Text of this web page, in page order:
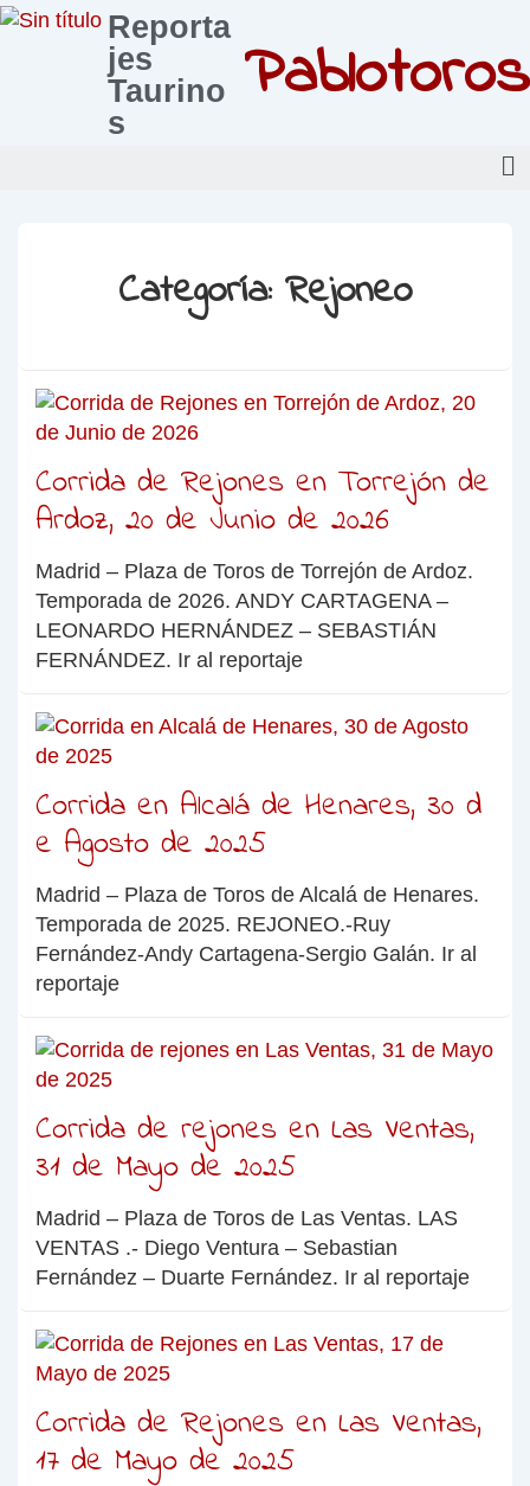
Reporta
jes
Taurino
s
Pablotoros
Categoría: Rejoneo
Corrida de Rejones en Torrejón de
Ardoz, 20 de Junio de 2026
Madrid – Plaza de Toros de Torrejón de Ardoz.
Temporada de 2026. ANDY CARTAGENA –
LEONARDO HERNÁNDEZ – SEBASTIÁN
FERNÁNDEZ. Ir al reportaje
Corrida en Alcalá de Henares, 30 d
e Agosto de 2025
Madrid – Plaza de Toros de Alcalá de Henares.
Temporada de 2025. REJONEO.-Ruy
Fernández-Andy Cartagena-Sergio Galán. Ir al
reportaje
Corrida de rejones en Las Ventas,
31 de Mayo de 2025
Madrid – Plaza de Toros de Las Ventas. LAS
VENTAS .- Diego Ventura – Sebastian
Fernández – Duarte Fernández. Ir al reportaje
Corrida de Rejones en Las Ventas,
17 de Mayo de 2025